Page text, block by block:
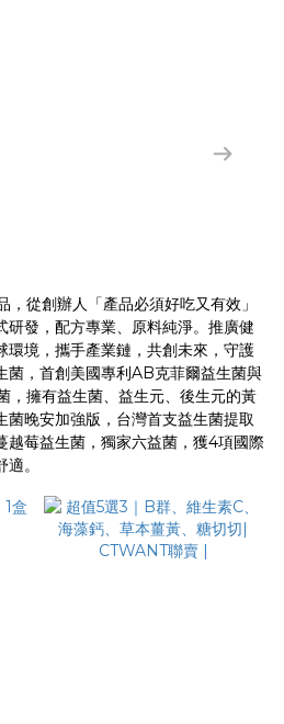
從創辦人「產品必須好吃又有效」
研發，配方專業、原料純淨。推廣健
環境，攜手產業鏈，共創未來，守護
菌，首創美國專利AB克菲爾益生菌與
，擁有益生菌、益生元、後生元的黃
晚安加強版，台灣首支益生菌提取
莓益生菌，獨家六益菌，獲4項國際
。